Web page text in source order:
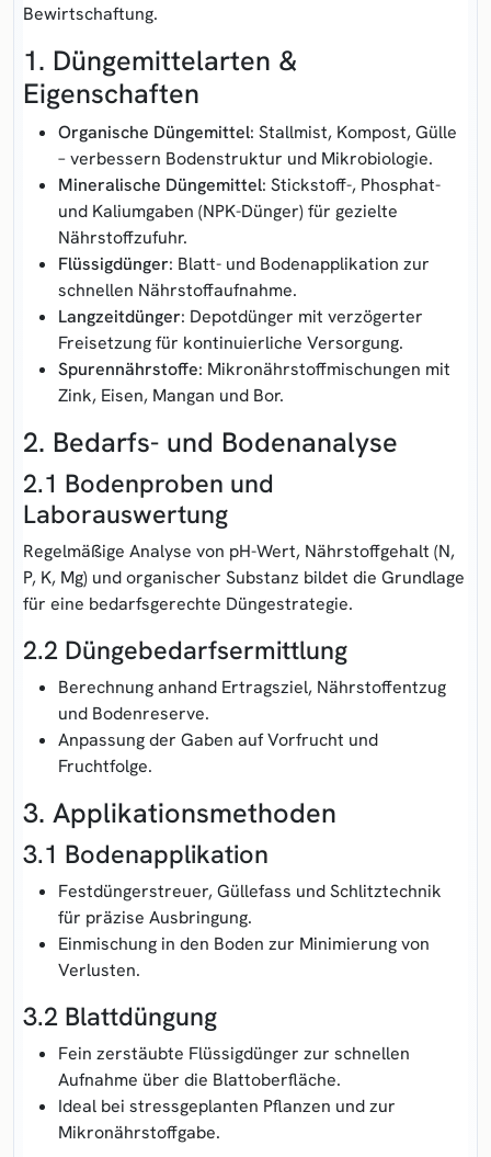
Bewirtschaftung.
1. Düngemittelarten &
Eigenschaften
Organische Düngemittel: Stallmist, Kompost, Gülle
– verbessern Bodenstruktur und Mikrobiologie.
Mineralische Düngemittel: Stickstoff-, Phosphat-
und Kaliumgaben (NPK-Dünger) für gezielte
Nährstoffzufuhr.
Flüssigdünger: Blatt- und Bodenapplikation zur
schnellen Nährstoffaufnahme.
Langzeitdünger: Depotdünger mit verzögerter
Freisetzung für kontinuierliche Versorgung.
Spurennährstoffe: Mikronährstoffmischungen mit
Zink, Eisen, Mangan und Bor.
2. Bedarfs- und Bodenanalyse
2.1 Bodenproben und
Laborauswertung
Regelmäßige Analyse von pH-Wert, Nährstoffgehalt (N,
P, K, Mg) und organischer Substanz bildet die Grundlage
für eine bedarfsgerechte Düngestrategie.
2.2 Düngebedarfsermittlung
Berechnung anhand Ertragsziel, Nährstoffentzug
und Bodenreserve.
Anpassung der Gaben auf Vorfrucht und
Fruchtfolge.
3. Applikationsmethoden
3.1 Bodenapplikation
Festdüngerstreuer, Güllefass und Schlitztechnik
für präzise Ausbringung.
Einmischung in den Boden zur Minimierung von
Verlusten.
3.2 Blattdüngung
Fein zerstäubte Flüssigdünger zur schnellen
Aufnahme über die Blattoberfläche.
Ideal bei stressgeplanten Pflanzen und zur
Mikronährstoffgabe.